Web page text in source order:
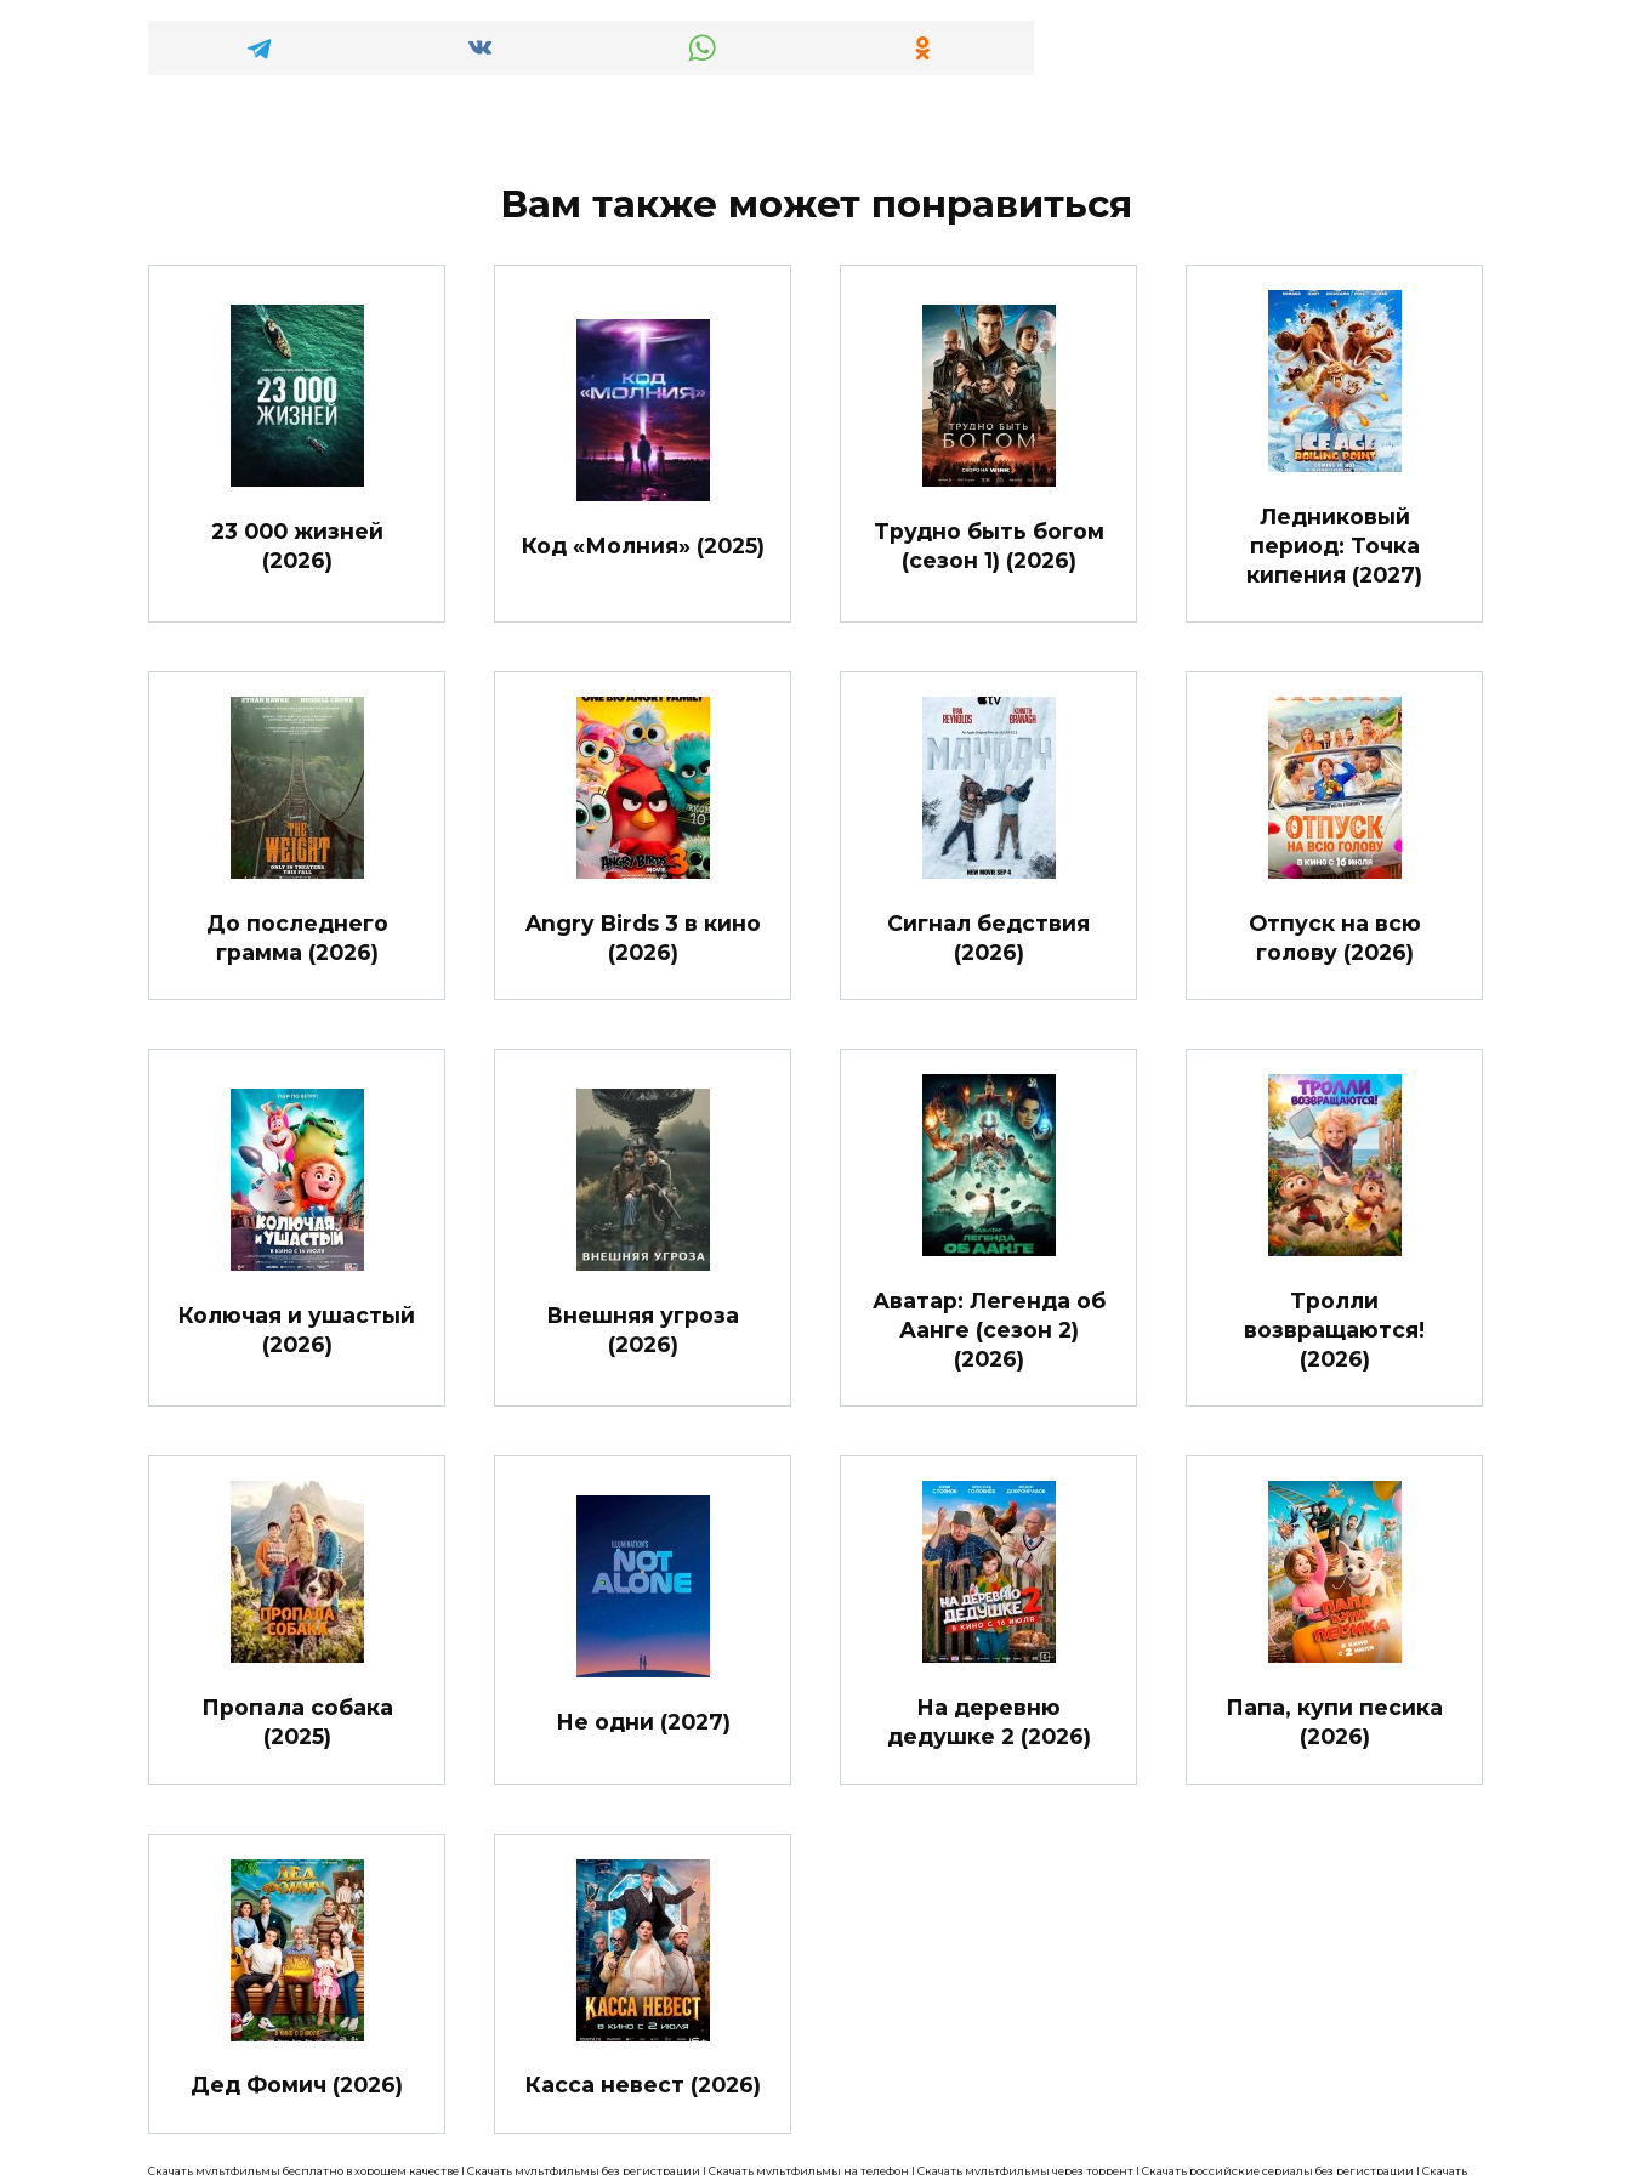
Вам также может понравиться
23 000 жизней
(2026)
Код «Молния» (2025)
Трудно быть богом
(сезон 1) (2026)
Ледниковый
период: Точка
кипения (2027)
До последнего
грамма (2026)
Angry Birds 3 в кино
(2026)
Сигнал бедствия
(2026)
Отпуск на всю
голову (2026)
Колючая и ушастый
(2026)
Внешняя угроза
(2026)
Аватар: Легенда об
Аанге (сезон 2)
(2026)
Тролли
возвращаются!
(2026)
Пропала собака
(2025)
Не одни (2027)
На деревню
дедушке 2 (2026)
Папа, купи песика
(2026)
Дед Фомич (2026) Касса невест (2026)
Скачать мультфильмы бесплатно в хорошем качестве | Скачать мультфильмы без регистрации | Скачать мультфильмы на телефон | Скачать мультфильмы через торрент | Скачать российские сериалы без регистрации | Скачать